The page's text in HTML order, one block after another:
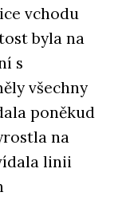
vchodu
byla na
s
všechny
poněkud
na
linii